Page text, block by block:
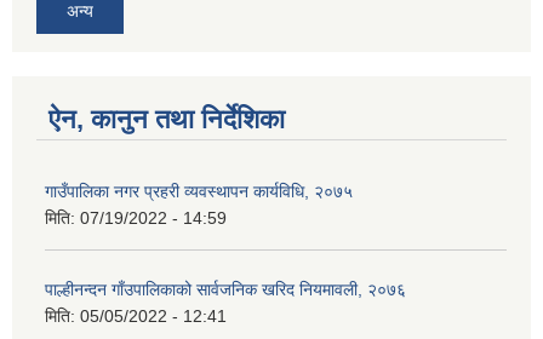
अन्य
ऐन, कानुन तथा निर्देशिका
गाउँपालिका नगर प्रहरी व्यवस्थापन कार्यविधि, २०७५
मिति: 07/19/2022 - 14:59
पाल्हीनन्दन गाँउपालिकाको सार्वजनिक खरिद नियमावली, २०७६
मिति: 05/05/2022 - 12:41